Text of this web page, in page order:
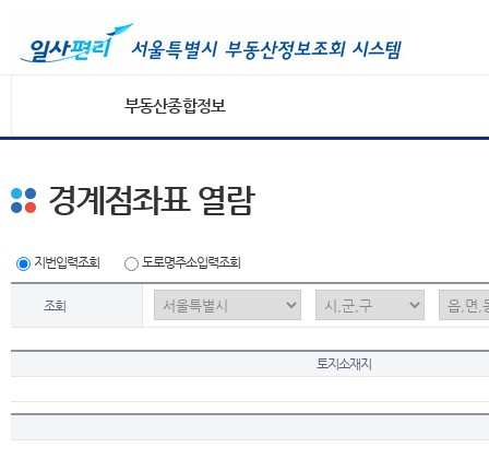
부동산종합정보
경계점좌표 열람
지번입력조회 도로명주소입력조회
조회
토지소재지